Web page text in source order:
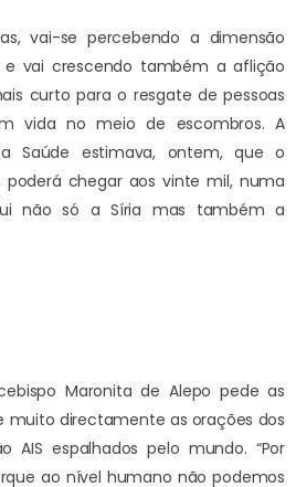
vai-se percebendo a dimensão
vai crescendo também a aflição
curto para o resgate de pessoas
vida no meio de escombros. A
Saúde estimava, ontem, que o
chegar aos vinte mil, numa
não só a Síria mas também a
Maronita de Alepo pede as
muito directamente as orações dos
AIS espalhados pelo mundo. “Por
ao nível humano não podemos